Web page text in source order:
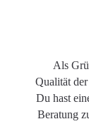
Als
Qualität
Du hast
Beratung